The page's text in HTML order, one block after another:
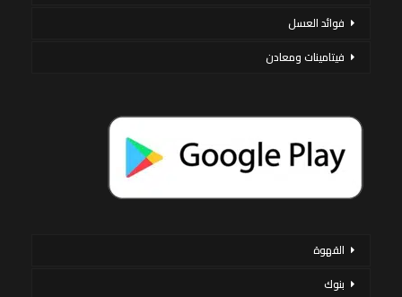
فوائد العسل
فيتامينات ومعادن
القهوة
بنوك